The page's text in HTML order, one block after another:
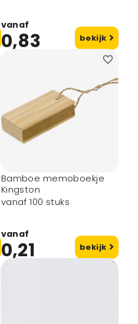
vanaf
0,83 bekijk
Bamboe memoboekje
Kingston
vanaf 100 stuks
vanaf
0,21 bekijk